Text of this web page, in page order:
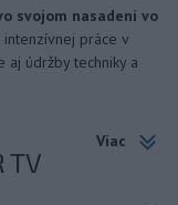
svojom nasadení vo
práce v
aj údržby techniky a
Viac
TV